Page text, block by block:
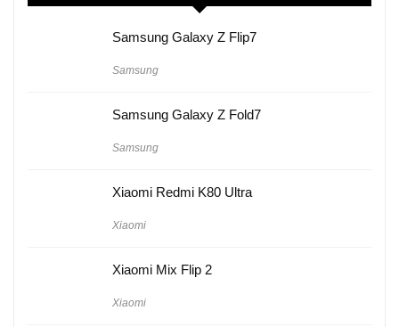
Samsung Galaxy Z Flip7
Samsung
Samsung Galaxy Z Fold7
Samsung
Xiaomi Redmi K80 Ultra
Xiaomi
Xiaomi Mix Flip 2
Xiaomi